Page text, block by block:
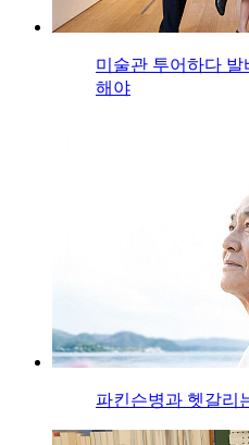
미술관 투어하다 발
해야
파킨슨병과 헷갈리